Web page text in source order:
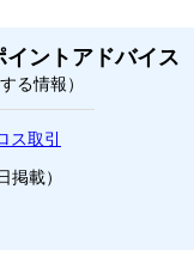
ントアドバイス
る情報）
ス取引
掲載）